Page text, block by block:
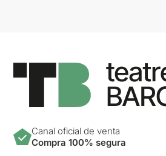
Canal oficial de venta
Compra 100% segura